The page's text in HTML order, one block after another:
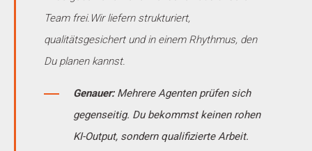
Team frei.Wir liefern strukturiert,
qualitätsgesichert und in einem Rhythmus, den
Du planen kannst.
Genauer:Mehrere Agenten prüfen sich
gegenseitig. Du bekommst keinen rohen
KI-Output, sondern qualifizierte Arbeit.